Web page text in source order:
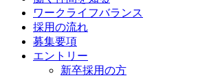
ワークライフバランス
採用の流れ
募集要項
エントリー
新卒採用の方